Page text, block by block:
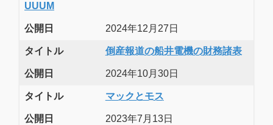
UUUM
公開日 2024年12月27日
タイトル 倒産報道の船井電機の財務諸表
公開日 2024年10月30日
タイトル マックとモス
公開日 2023年7月13日